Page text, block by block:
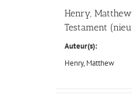
Henry,
Testament
Auteur(s):
Henry, Matthew